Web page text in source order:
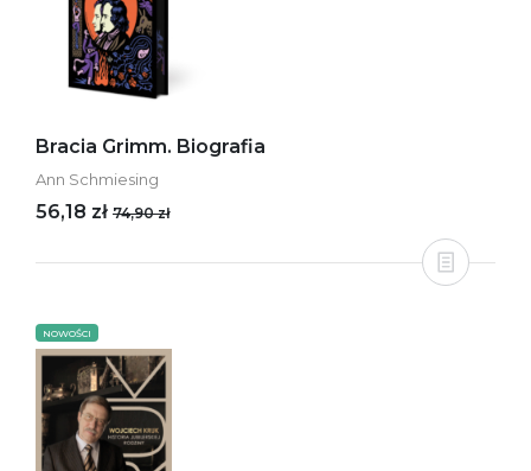
Bracia Grimm. Biografia
Ann Schmiesing
56,18 zł 74,90 zł
NOWOŚCI